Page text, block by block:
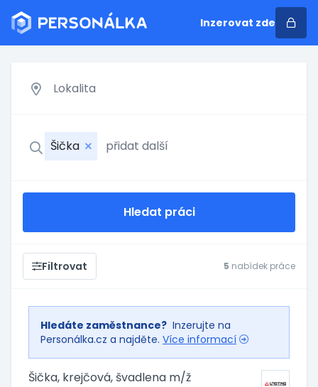
Inzerovat zde
Šička
Hledat práci
Filtrovat 5 nabídek práce
Hledáte zaměstnance? Inzerujte na
Personálka.cz a najděte. Více informací
Šička, krejčová, švadlena m/ž